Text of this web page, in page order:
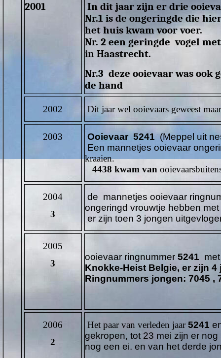
2001
In dit jaar zijn er drie
Nr.1 is de ongeringde die
het huis kwam voor voer.
Nr. 2 een geringde vogel
in Haastrecht.
Nr.3 deze ooievaar was ook
de hand
2002 Dit jaar wel ooievaars geweest
2003 Ooievaar 5241(Meppel uit
Een mannetjes ooievaar
kraaien.
4438 kwam van
2004
3
de mannetjes ooievaar
ongeringd vrouwtje hebben
er zijn toen 3 jongen
2005
3
ooievaar ringnummer 5241
Knokke-Heist Belgie, er zijn
Ringnummers jongen: 7045 ,
2006
2
Het paar van verleden jaar 5241
gekropen, tot 23 mei zijn er
nog een ei. en van het derde